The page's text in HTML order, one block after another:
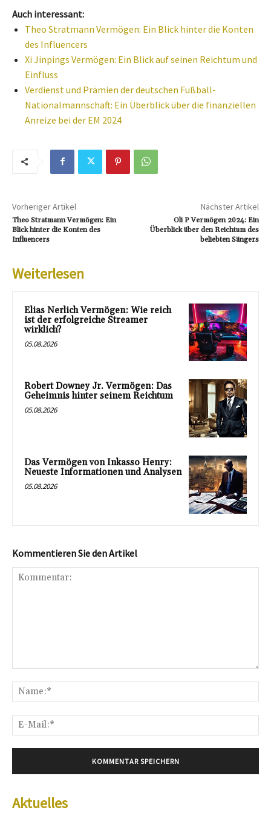
Auch interessant:
Theo Stratmann Vermögen: Ein Blick hinter die Konten
des Influencers
Xi Jinpings Vermögen: Ein Blick auf seinen Reichtum und
Einfluss
Verdienst und Prämien der deutschen Fußball-
Nationalmannschaft: Ein Überblick über die finanziellen
Anreize bei der EM 2024
Vorheriger Artikel
Theo Stratmann Vermögen: Ein
Blick hinter die Konten des
Influencers
Nächster Artikel
Oli P Vermögen 2024: Ein
Überblick über den Reichtum des
beliebten Sängers
Weiterlesen
Elias Nerlich Vermögen: Wie reich
ist der erfolgreiche Streamer
wirklich?
05.08.2026
Robert Downey Jr. Vermögen: Das
Geheimnis hinter seinem Reichtum
05.08.2026
Das Vermögen von Inkasso Henry:
Neueste Informationen und Analysen
05.08.2026
Kommentieren Sie den Artikel
Aktuelles